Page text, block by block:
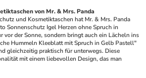
von Mr. & Mrs. Panda
und Kosmetiktaschen hat Mr. & Mrs. Panda
Sonnenschutz Igel Herzen ohne Spruch in
vor der Sonne, sondern bringt auch ein Lächeln ins
Hummeln Kleeblatt mit Spruch in Gelb Pastell"
gleichzeitig praktisch für unterwegs. Diese
mit einem liebevollen Design, das man